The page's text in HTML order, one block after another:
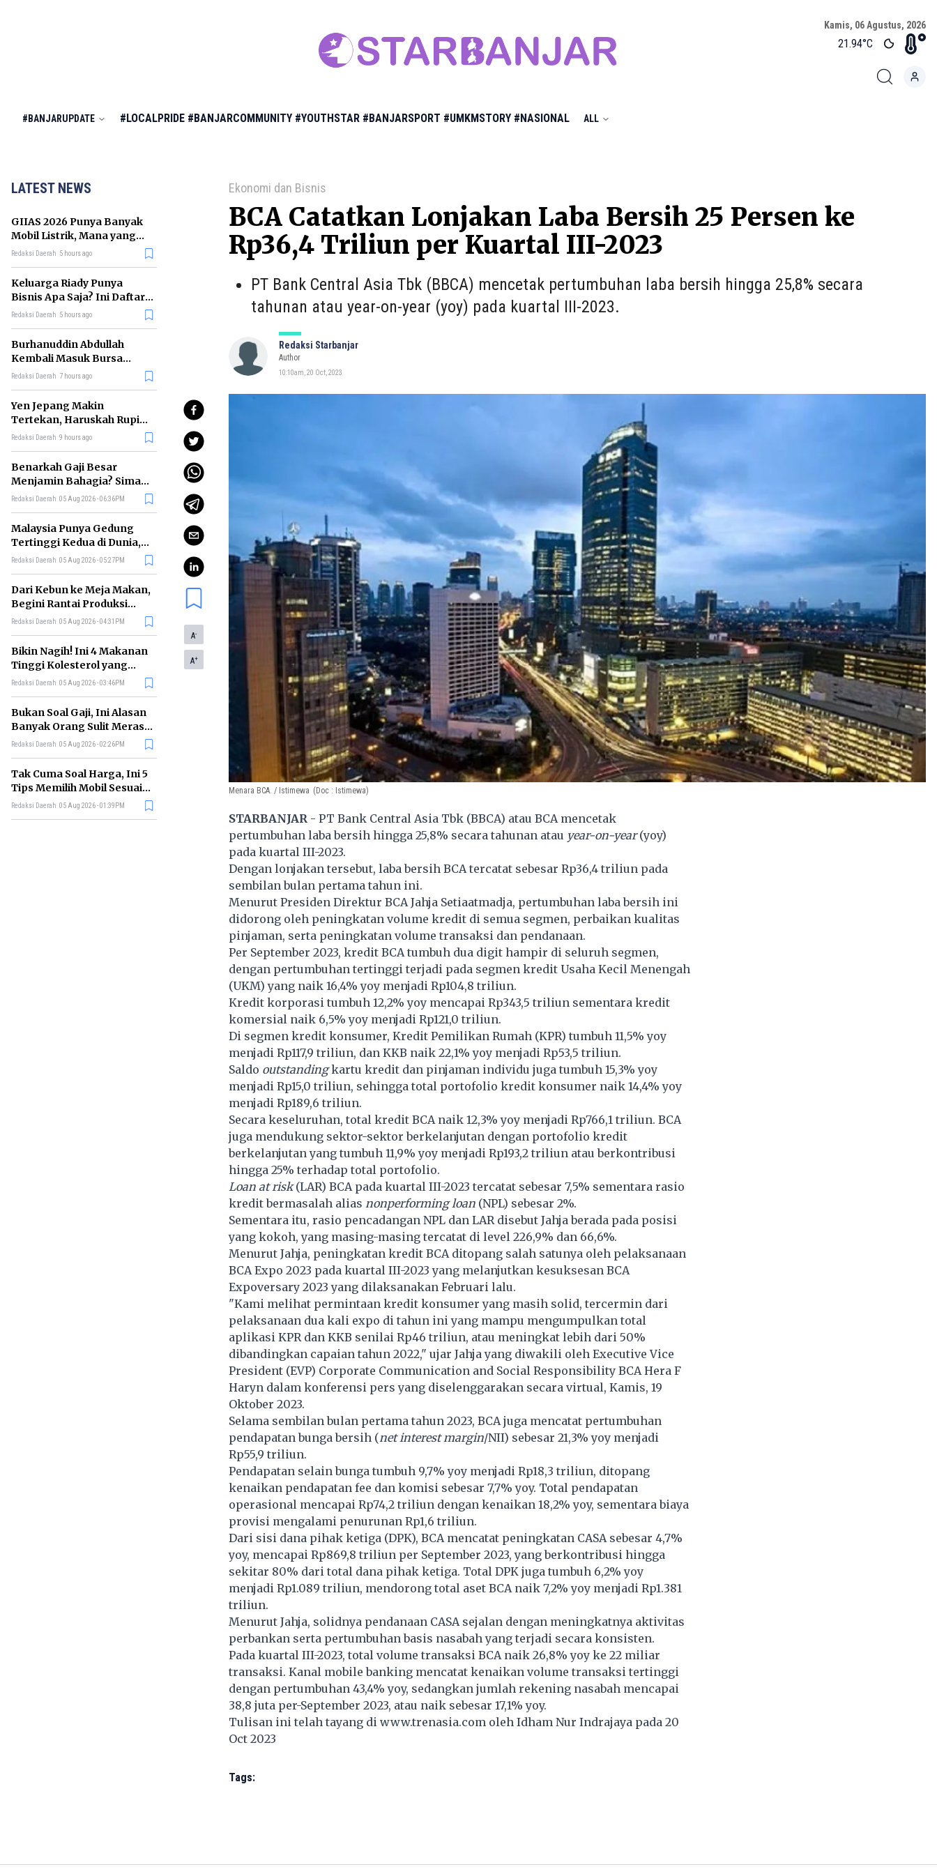
Kamis, 06 Agustus, 2026
21.94°C
#BANJARUPDATE #LOCALPRIDE #BANJARCOMMUNITY #YOUTHSTAR #BANJARSPORT #UMKMSTORY #NASIONAL ALL
LATEST NEWS
GIIAS 2026 Punya Banyak
Mobil Listrik, Mana yang
Cocok untuk Gaji Rp10 Juta?
Redaksi Daerah 5 hours ago
Keluarga Riady Punya
Bisnis Apa Saja? Ini Daftar
Kerajaan Usahanya
Redaksi Daerah 5 hours ago
Burhanuddin Abdullah
Kembali Masuk Bursa
Gubernur BI, Ini Rekam
Redaksi Daerah 7 hours ago
Yen Jepang Makin
Tertekan, Haruskah Rupiah
Ikut Khawatir?
Redaksi Daerah 9 hours ago
Benarkah Gaji Besar
Menjamin Bahagia? Simak
Penjelasan Ilmu Ekonomi
Redaksi Daerah 05 Aug 2026 - 06:36PM
Malaysia Punya Gedung
Tertinggi Kedua di Dunia,
Ini Daftar Lengkap 2026
Redaksi Daerah 05 Aug 2026 - 05:27PM
Dari Kebun ke Meja Makan,
Begini Rantai Produksi
Sawit di Indonesia
Redaksi Daerah 05 Aug 2026 - 04:31PM
Bikin Nagih! Ini 4 Makanan
Tinggi Kolesterol yang
Sebaiknya Dikurangi
Redaksi Daerah 05 Aug 2026 - 03:46PM
Bukan Soal Gaji, Ini Alasan
Banyak Orang Sulit Merasa
Cukup
Redaksi Daerah 05 Aug 2026 - 02:26PM
Tak Cuma Soal Harga, Ini 5
Tips Memilih Mobil Sesuai
Kebutuhan
Redaksi Daerah 05 Aug 2026 - 01:39PM
Ekonomi dan Bisnis
BCA Catatkan Lonjakan Laba Bersih 25 Persen ke
Rp36,4 Triliun per Kuartal III-2023
PT Bank Central Asia Tbk (BBCA) mencetak pertumbuhan laba bersih hingga 25,8% secara
tahunan atau year-on-year (yoy) pada kuartal III-2023.
Redaksi Starbanjar
Author
10:10am, 20 Oct, 2023
A-
A+
Menara BCA. / Istimewa (Doc : Istimewa)
STARBANJAR - PT Bank Central Asia Tbk (BBCA) atau BCA mencetak
pertumbuhan laba bersih hingga 25,8% secara tahunan atau year-on-year(yoy)
pada kuartal III-2023.
Dengan lonjakan tersebut, laba bersih BCA tercatat sebesar Rp36,4 triliun pada
sembilan bulan pertama tahun ini.
Menurut Presiden Direktur BCA Jahja Setiaatmadja, pertumbuhan laba bersih ini
didorong oleh peningkatan volume kredit di semua segmen, perbaikan kualitas
pinjaman, serta peningkatan volume transaksi dan pendanaan.
Per September 2023, kredit BCA tumbuh dua digit hampir di seluruh segmen,
dengan pertumbuhan tertinggi terjadi pada segmen kredit Usaha Kecil Menengah
(UKM) yang naik 16,4% yoy menjadi Rp104,8 triliun.
Kredit korporasi tumbuh 12,2% yoy mencapai Rp343,5 triliun sementara kredit
komersial naik 6,5% yoy menjadi Rp121,0 triliun.
Di segmen kredit konsumer, Kredit Pemilikan Rumah (KPR) tumbuh 11,5% yoy
menjadi Rp117,9 triliun, dan KKB naik 22,1% yoy menjadi Rp53,5 triliun.
Saldo outstandingkartu kredit dan pinjaman individu juga tumbuh 15,3% yoy
menjadi Rp15,0 triliun, sehingga total portofolio kredit konsumer naik 14,4% yoy
menjadi Rp189,6 triliun.
Secara keseluruhan, total kredit BCA naik 12,3% yoy menjadi Rp766,1 triliun. BCA
juga mendukung sektor-sektor berkelanjutan dengan portofolio kredit
berkelanjutan yang tumbuh 11,9% yoy menjadi Rp193,2 triliun atau berkontribusi
hingga 25% terhadap total portofolio.
Loan at risk(LAR) BCA pada kuartal III-2023 tercatat sebesar 7,5% sementara rasio
kredit bermasalah alias nonperforming loan(NPL) sebesar 2%.
Sementara itu, rasio pencadangan NPL dan LAR disebut Jahja berada pada posisi
yang kokoh, yang masing-masing tercatat di level 226,9% dan 66,6%.
Menurut Jahja, peningkatan kredit BCA ditopang salah satunya oleh pelaksanaan
BCA Expo 2023 pada kuartal III-2023 yang melanjutkan kesuksesan BCA
Expoversary 2023 yang dilaksanakan Februari lalu.
"Kami melihat permintaan kredit konsumer yang masih solid, tercermin dari
pelaksanaan dua kali expo di tahun ini yang mampu mengumpulkan total
aplikasi KPR dan KKB senilai Rp46 triliun, atau meningkat lebih dari 50%
dibandingkan capaian tahun 2022," ujar Jahja yang diwakili oleh Executive Vice
President (EVP) Corporate Communication and Social Responsibility BCA Hera F
Haryn dalam konferensi pers yang diselenggarakan secara virtual, Kamis, 19
Oktober 2023.
Selama sembilan bulan pertama tahun 2023, BCA juga mencatat pertumbuhan
pendapatan bunga bersih (net interest margin/NII) sebesar 21,3% yoy menjadi
Rp55,9 triliun.
Pendapatan selain bunga tumbuh 9,7% yoy menjadi Rp18,3 triliun, ditopang
kenaikan pendapatan fee dan komisi sebesar 7,7% yoy. Total pendapatan
operasional mencapai Rp74,2 triliun dengan kenaikan 18,2% yoy, sementara biaya
provisi mengalami penurunan Rp1,6 triliun.
Dari sisi dana pihak ketiga (DPK), BCA mencatat peningkatan CASA sebesar 4,7%
yoy, mencapai Rp869,8 triliun per September 2023, yang berkontribusi hingga
sekitar 80% dari total dana pihak ketiga. Total DPK juga tumbuh 6,2% yoy
menjadi Rp1.089 triliun, mendorong total aset BCA naik 7,2% yoy menjadi Rp1.381
triliun.
Menurut Jahja, solidnya pendanaan CASA sejalan dengan meningkatnya aktivitas
perbankan serta pertumbuhan basis nasabah yang terjadi secara konsisten.
Pada kuartal III-2023, total volume transaksi BCA naik 26,8% yoy ke 22 miliar
transaksi. Kanal mobile banking mencatat kenaikan volume transaksi tertinggi
dengan pertumbuhan 43,4% yoy, sedangkan jumlah rekening nasabah mencapai
38,8 juta per-September 2023, atau naik sebesar 17,1% yoy.
Tulisan ini telah tayang di www.trenasia.com oleh Idham Nur Indrajaya pada 20
Oct 2023
Tags: